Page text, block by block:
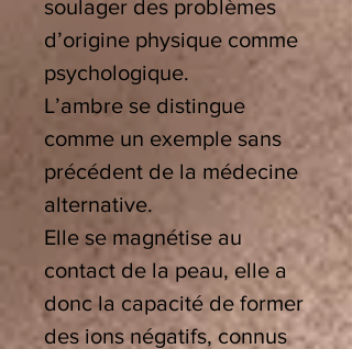
soulager des problèmes
d’origine physique comme
psychologique.
L’ambre se distingue
comme un exemple sans
précédent de la médecine
alternative.
Elle se magnétise au
contact de la peau, elle a
donc la capacité de former
des ions négatifs, connus